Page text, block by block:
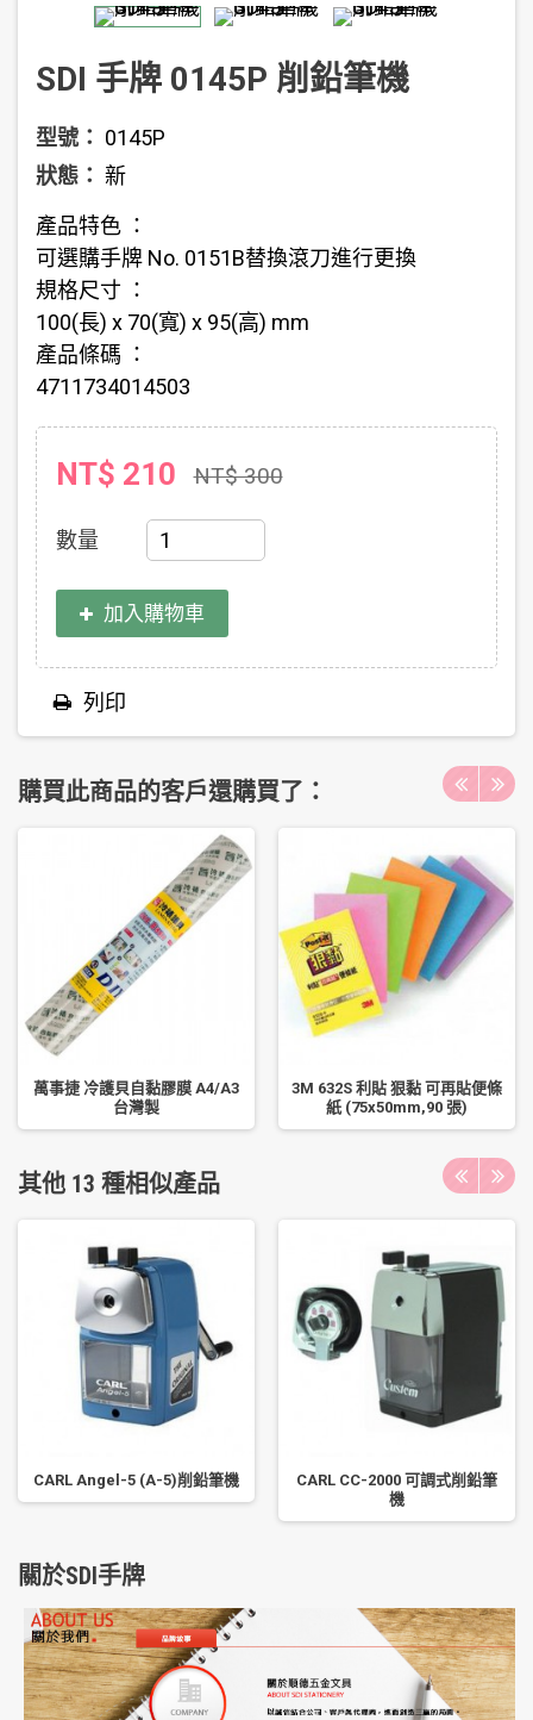
SDI 手牌 0145P 削鉛筆機
型號： 0145P
狀態： 新
產品特色 ：
可選購手牌 No. 0151B替換滾刀進行更換
規格尺寸 ：
100(長) x 70(寬) x 95(高) mm
產品條碼 ：
4711734014503
NT$ 210 NT$ 300
數量
加入購物車
列印
購買此商品的客戶還購買了：
萬事捷 冷護貝自黏膠膜 A4/A3
台灣製
3M 632S 利貼 狠黏 可再貼便條
紙 (75x50mm,90 張)
其他 13 種相似產品
CARL Angel-5 (A-5)削鉛筆機
CARL CC-2000 可調式削鉛筆
機
關於SDI手牌